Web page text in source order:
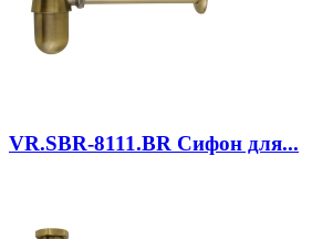
VR.SBR-8111.BR Сифон для...